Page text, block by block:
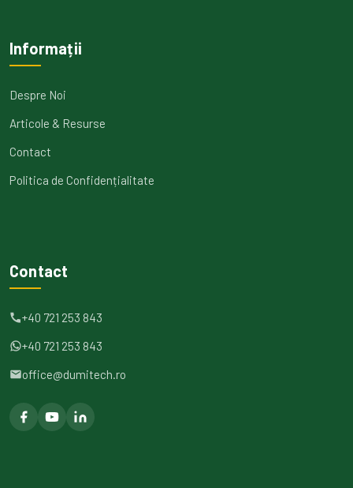
Informații
Despre Noi
Articole & Resurse
Contact
Politica de Confidențialitate
Contact
+40 721 253 843
+40 721 253 843
office@dumitech.ro